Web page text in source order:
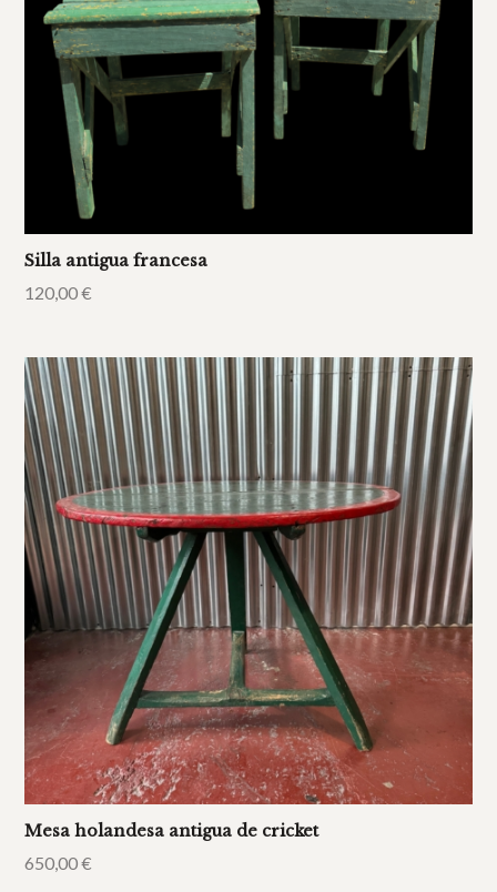
Silla antigua francesa
120,00€
Mesa holandesa antigua de cricket
650,00€